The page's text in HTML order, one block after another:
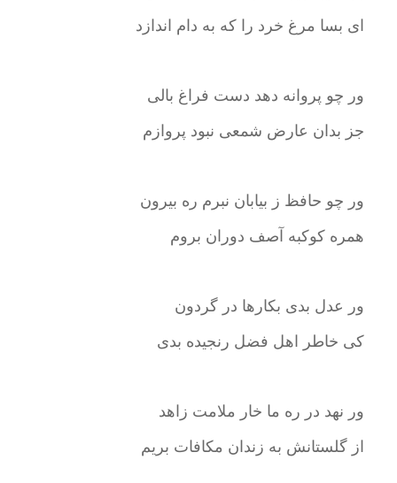
ای بسا مرغ خرد را که به دام اندازد
ور چو پروانه دهد دست فراغ بالی
جز بدان عارض شمعی نبود پروازم
ور چو حافظ ز بیابان نبرم ره بیرون
همره کوکبه آصف دوران بروم
ور عدل بدی بکارها در گردون
کی خاطر اهل فضل رنجیده بدی
ور نهد در ره ما خار ملامت زاهد
از گلستانش به زندان مکافات بریم